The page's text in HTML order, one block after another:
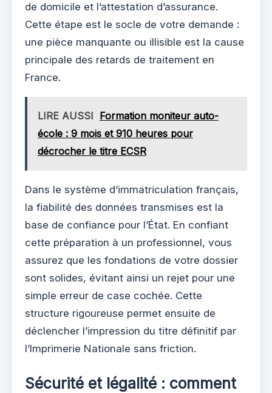
de domicile et l’attestation d’assurance.
Cette étape est le socle de votre demande :
une pièce manquante ou illisible est la cause
principale des retards de traitement en
France.
LIRE AUSSI Formation moniteur auto-
école : 9 mois et 910 heures pour
décrocher le titre ECSR
Dans le système d’immatriculation français,
la fiabilité des données transmises est la
base de confiance pour l’État. En confiant
cette préparation à un professionnel, vous
assurez que les fondations de votre dossier
sont solides, évitant ainsi un rejet pour une
simple erreur de case cochée. Cette
structure rigoureuse permet ensuite de
déclencher l’impression du titre définitif par
l’Imprimerie Nationale sans friction.
Sécurité et légalité : comment